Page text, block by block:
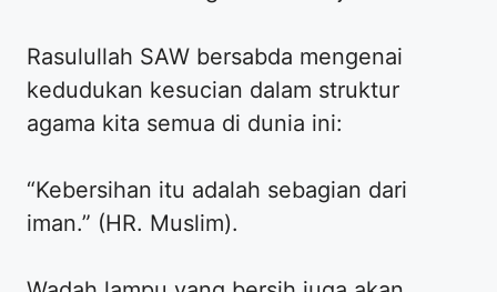
Rasulullah SAW bersabda mengenai
kedudukan kesucian dalam struktur
agama kita semua di dunia ini:
“Kebersihan itu adalah sebagian dari
iman.” (HR. Muslim).